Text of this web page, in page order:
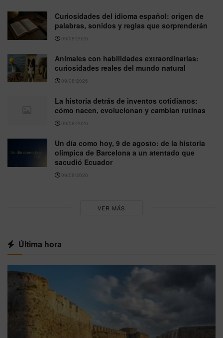
Curiosidades del idioma español: origen de
palabras, sonidos y reglas que sorprenderán
09/08/2026
Animales con habilidades extraordinarias:
curiosidades reales del mundo natural
09/08/2026
La historia detrás de inventos cotidianos:
cómo nacen, evolucionan y cambian rutinas
09/08/2026
Un día como hoy, 9 de agosto: de la historia
olímpica de Barcelona a un atentado que
sacudió Ecuador
09/08/2026
VER MÁS
Última hora